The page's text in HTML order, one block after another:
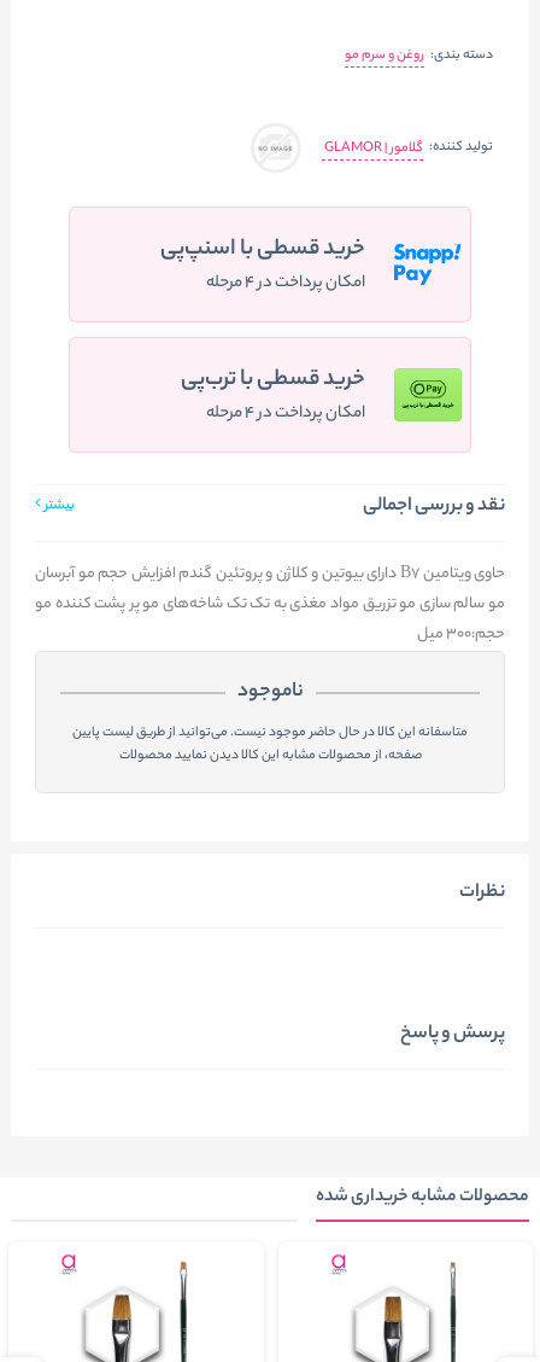
دسته بندی: روغن و سرم مو
تولید کننده: گلامور | GLAMOR
خرید قسطی با اسنپ‌پی
امکان پرداخت در ۴ مرحله
خرید قسطی با ترب‌پی
امکان پرداخت در ۴ مرحله
نقد و بررسی اجمالی بیشتر
حاوی ویتامین B۷ دارای بیوتین و کلاژن و پروتئین گندم افزایش حجم مو آبرسان
مو سالم سازی مو تزریق مواد مغذی به تک تک شاخه‎‌های مو پر پشت کننده مو
حجم:300 میل
ناموجود
متاسفانه این کالا در حال حاضر موجود نیست. می‌توانید از طریق لیست پایین
صفحه، از محصولات مشابه این کالا دیدن نمایید محصولات
نظرات
پرسش و پاسخ
محصولات مشابه خریداری شده